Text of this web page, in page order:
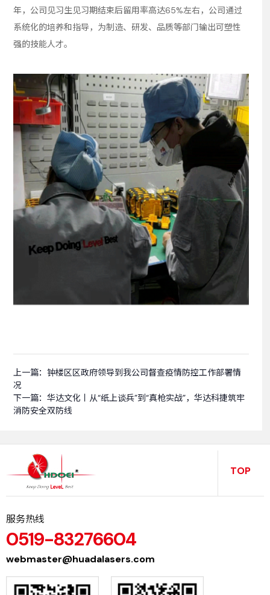
年，公司见习生见习期结束后留用率高达65%左右，公司通过
系统化的培养和指导，为制造、研发、品质等部门输出可塑性
强的技能人才。
上一篇： 钟楼区区政府领导到我公司督查疫情防控工作部署情
况
下一篇： 华达文化丨从“纸上谈兵”到“真枪实战”，华达科捷筑牢
消防安全双防线
TOP
服务热线
0519-83276604
webmaster@huadalasers.com